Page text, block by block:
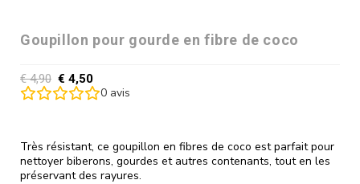
Goupillon pour gourde en fibre de coco
€4,90 € 4,50
0 avis
Très résistant, ce goupillon en fibres de coco est parfait pour
nettoyer biberons, gourdes et autres contenants, tout en les
préservant des rayures.